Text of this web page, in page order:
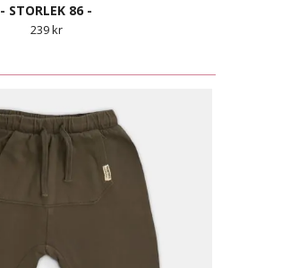
- STORLEK 86 -
239 kr